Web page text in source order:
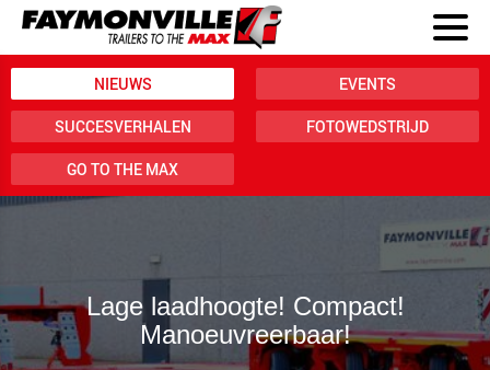
NIEUWS EVENTS
SUCCESVERHALEN FOTOWEDSTRIJD
GO TO THE MAX
Lage laadhoogte! Compact!
Manoeuvreerbaar!